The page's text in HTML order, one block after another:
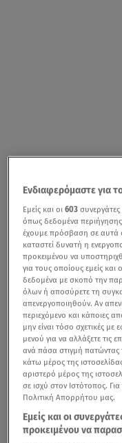
Ενδιαφερόμαστε για
Εμείς και οι603
όπως δεδομένα περιήγησης
έχουμε πρόσβαση σε αυτά
καταστεί δυνατή η
προκειμένου να
για τους οποίους εμείς και
δεδομένα με σκοπό την
όλων ή αποσύρετε τη
απενεργοποιηθούν. Αν
περιεχόμενο και κάποιες
μην είναι τόσο σχετικές
μενού για να αλλάξετε τις
ανά πάσα στιγμή πατώντας
κάτω μέρος της
αριστερό μέρος της
σε ισχύ στον Ιστότοπος.
Πολιτική Απορρήτου μας.
Εμείς και οι
προκειμένου να